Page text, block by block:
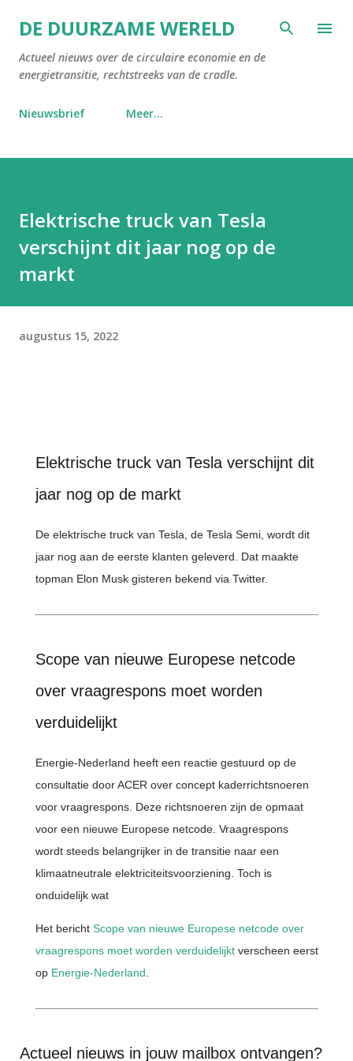
Doorgaan naar hoofdcontent
DE DUURZAME WERELD
Actueel nieuws over de circulaire economie en de
energietransitie, rechtstreeks van de cradle.
Nieuwsbrief Meer…
Elektrische truck van Tesla
verschijnt dit jaar nog op de
markt
augustus 15, 2022
Elektrische truck van Tesla verschijnt dit
jaar nog op de markt
De elektrische truck van Tesla, de Tesla Semi, wordt dit
jaar nog aan de eerste klanten geleverd. Dat maakte
topman Elon Musk gisteren bekend via Twitter.
Scope van nieuwe Europese netcode
over vraagrespons moet worden
verduidelijkt
Energie-Nederland heeft een reactie gestuurd op de
consultatie door ACER over concept kaderrichtsnoeren
voor vraagrespons. Deze richtsnoeren zijn de opmaat
voor een nieuwe Europese netcode. Vraagrespons
wordt steeds belangrijker in de transitie naar een
klimaatneutrale elektriciteitsvoorziening. Toch is
onduidelijk wat
Het bericht Scope van nieuwe Europese netcode over
vraagrespons moet worden verduidelijkt verscheen eerst
op Energie-Nederland
Actueel nieuws in jouw mailbox ontvangen?